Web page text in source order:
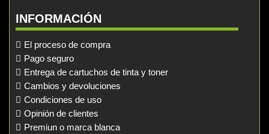
INFORMACIÓN
El proceso de compra
Pago seguro
Entrega de cartuchos de tinta y toner
Cambios y devoluciones
Condiciones de uso
Opinión de clientes
Premiun o marca blanca